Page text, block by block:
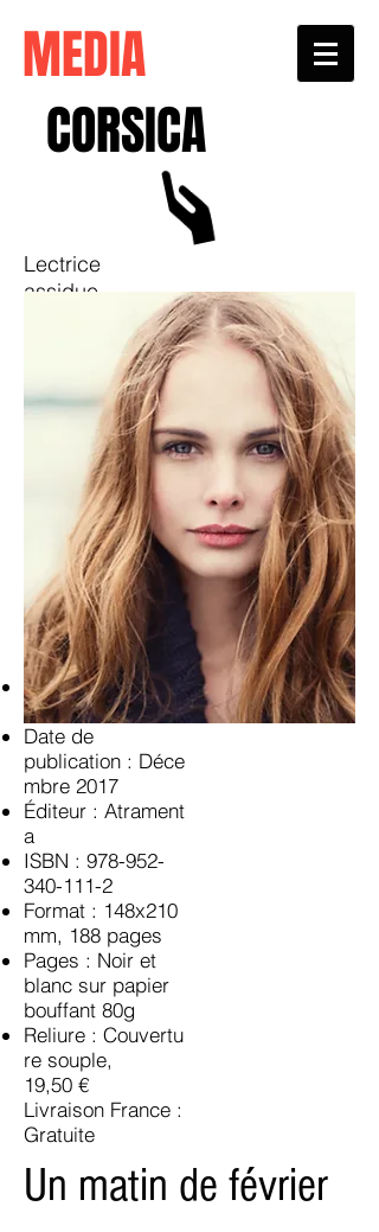
MEDIA
CORSICA
Lectrice
assidue...
Catégorie : Roma
n
Date de
publication : Déce
mbre 2017
Éditeur : Atrament
a
ISBN : 978-952-
340-111-2
Format : 148x210
mm, 188 pages
Pages : Noir et
blanc sur papier
bouffant 80g
Reliure : Couvertu
re souple,
19,50 €
Livraison France :
Gratuite
Un matin de février